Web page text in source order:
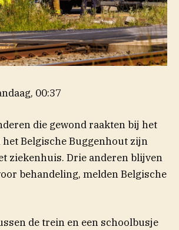
00:37
die gewond raakten bij het
Belgische Buggenhout zijn
ziekenhuis. Drie anderen blijven
behandeling, melden Belgische
venster)
de trein en een schoolbusje